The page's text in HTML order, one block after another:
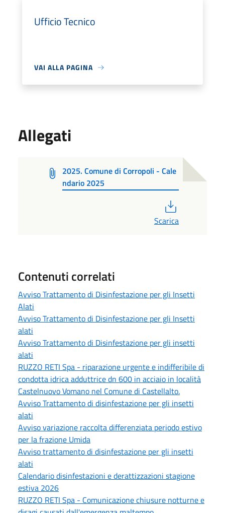
Ufficio Tecnico
VAI ALLA PAGINA
Allegati
2025. Comune di Corropoli - Cale
ndario 2025
Scarica
Contenuti correlati
Avviso Trattamento di Disinfestazione per gli Insetti
Alati
Avviso Trattamento di Disinfestazione per gli Insetti
alati
Avviso Trattamento di Disinfestazione per gli insetti
alati
RUZZO RETI Spa - riparazione urgente e indifferibile di
condotta idrica adduttrice dn 600 in acciaio in località
Castelnuovo Vomano nel Comune di Castellalto.
Avviso Trattamento di disinfestazione per gli insetti
alati
Avviso variazione raccolta differenziata periodo estivo
per la frazione Umida
Avviso trattamento di disinfestazione per gli insetti
alati
Calendario disinfestazioni e derattizzazioni stagione
estiva 2026
RUZZO RETI Spa - Comunicazione chiusure notturne e